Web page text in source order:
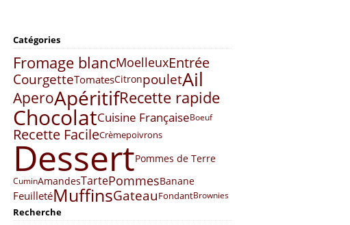
Catégories
Fromage blancMoelleuxEntrée
CourgetteTomatesCitronpouletAil
AperoApéritifRecette rapide
ChocolatCuisine FrançaiseBoeuf
Recette FacileCrèmepoivrons
DessertPommes de Terre
CuminAmandesTartePommesBanane
FeuilletéMuffinsGateauFondantBrownies
Recherche